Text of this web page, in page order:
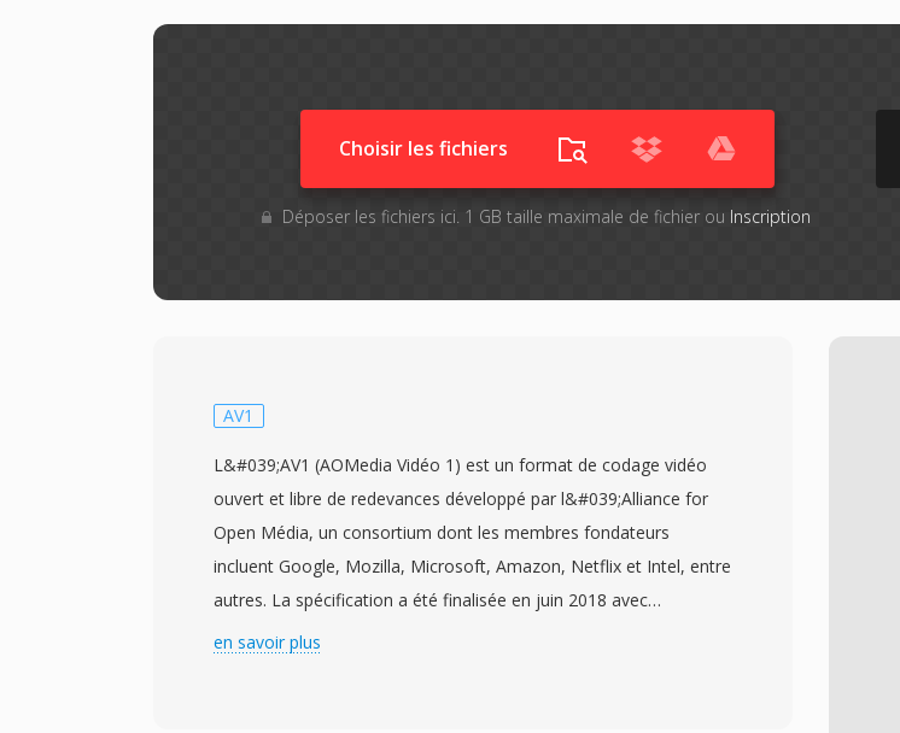
Choisir les fichiers
Déposer les fichiers ici. 1 GB taille maximale de fichier ou Inscription
AV1
L&#039;AV1 (AOMedia Vidéo 1) est un format de codage vidéo
ouvert et libre de redevances développé par l&#039;Alliance for
Open Média, un consortium dont les membres fondateurs
incluent Google, Mozilla, Microsoft, Amazon, Netflix et Intel, entre
autres. La spécification a été finalisée en juin 2018 avec
l&#039;objectif de fournir un codec vidéo de nouvelle génération
en savoir plus